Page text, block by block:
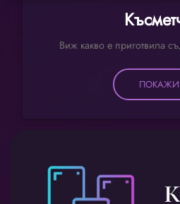
Виж какво е приготвила
ПОКАЖИ